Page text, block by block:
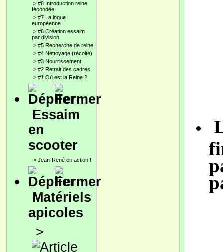
> #8 Introduction reine
fécondée
> #7 La loque
européenne
> #6 Création essaim
par division
> #5 Recherche de reine
> #4 Nettoyage (récolte)
> #3 Nourrissement
> #2 Retrait des cadres
> #1 Où est la Reine ?
Essaim
en
scooter
> Jean-René en action !
Matériels
apicoles
>